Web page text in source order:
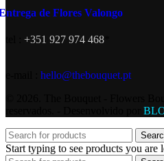
de Flores Valongo
+351 927 974 468
hello@thebouquet.pt
Start typing to see products you are